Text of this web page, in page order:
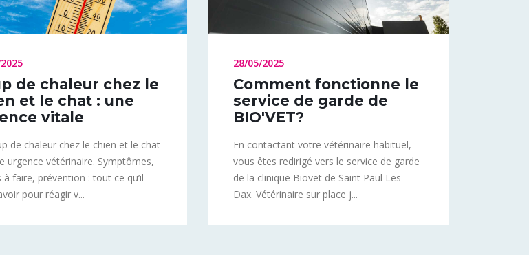
de chaleur chez le
et le chat : une
vitale
de chaleur chez le chien et le chat
urgence vétérinaire. Symptômes,
à faire, prévention : tout ce qu’il
pour réagir v...
28/05/2025
Comment fonctionne le
service de garde de
BIO'VET?
En contactant votre vétérinaire habituel,
vous êtes redirigé vers le service de garde
de la clinique Biovet de Saint Paul Les
Dax. Vétérinaire sur place j...